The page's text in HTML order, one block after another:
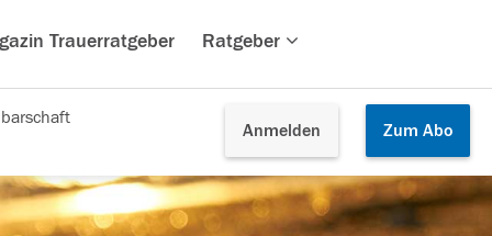
Trauerratgeber Ratgeber
Anmelden Zum Abo